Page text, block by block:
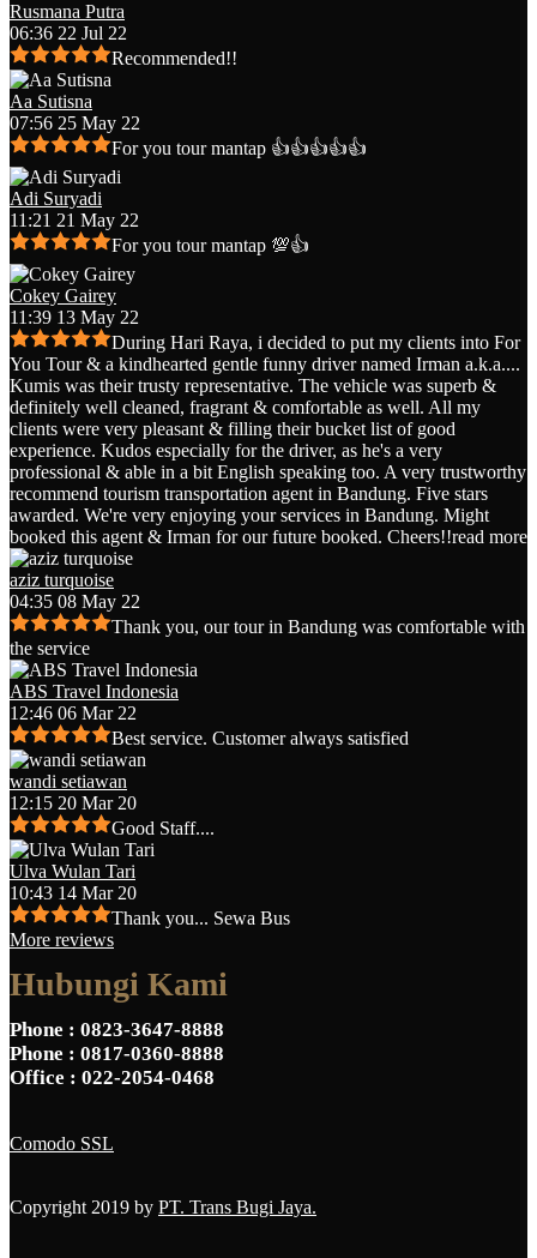
Rusmana Putra
06:36 22 Jul 22
Recommended!!
Aa Sutisna
07:56 25 May 22
For you tour mantap 👍👍👍👍👍
Adi Suryadi
11:21 21 May 22
For you tour mantap 💯👍
Cokey Gairey
11:39 13 May 22
During Hari Raya, i decided to put my clients into For
You Tour & a kindhearted gentle funny driver named Irman a.k.a....
Kumis was their trusty representative. The vehicle was superb &
definitely well cleaned, fragrant & comfortable as well. All my
clients were very pleasant & filling their bucket list of good
experience. Kudos especially for the driver, as he's a very
professional & able in a bit English speaking too. A very trustworthy
recommend tourism transportation agent in Bandung. Five stars
awarded. We're very enjoying your services in Bandung. Might
booked this agent & Irman for our future booked. Cheers!!read more
aziz turquoise
04:35 08 May 22
Thank you, our tour in Bandung was comfortable with
the service
ABS Travel Indonesia
12:46 06 Mar 22
Best service. Customer always satisfied
wandi setiawan
12:15 20 Mar 20
Good Staff....
Ulva Wulan Tari
10:43 14 Mar 20
Thank you... Sewa Bus
More reviews
Hubungi Kami
Phone : 0823-3647-8888
Phone : 0817-0360-8888
Office : 022-2054-0468
Comodo SSL
Copyright 2019 by PT. Trans Bugi Jaya.